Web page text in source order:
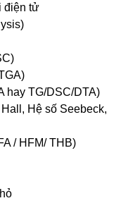
điện tử
hay TG/DSC/DTA)
Hệ số Seebeck,
/ HFM/ THB)